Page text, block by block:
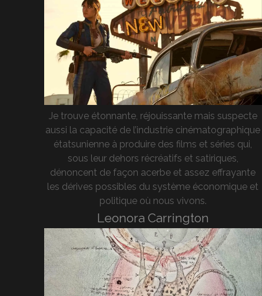
Je trouve étonnante, réjouissante mais suspecte
aussi la capacité de l’industrie cinématographique
étatsunienne à produire des films et séries qui,
sous leur dehors récréatifs et satiriques,
dénoncent de façon acerbe et assez effrayante
les dérives possibles du système économique et
politique où nous vivons.
Leonora Carrington